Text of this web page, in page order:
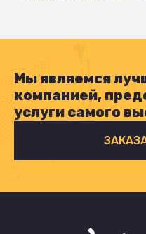
Мы являемся
компанией,
услуги самого